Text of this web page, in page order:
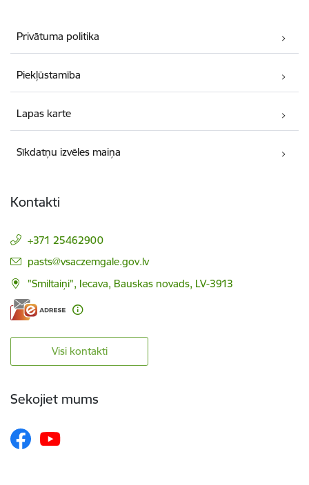
Privātuma politika
Piekļūstamība
Lapas karte
Sīkdatņu izvēles maiņa
Kontakti
+371 25462900
E-pasts:
pasts@vsaczemgale.gov.lv
"Smiltaiņi", Iecava, Bauskas novads, LV-3913
Visi kontakti
Sekojiet mums